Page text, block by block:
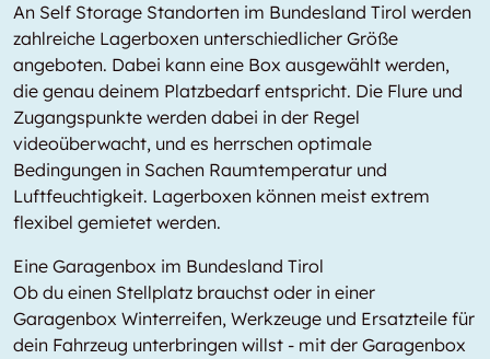
An Self Storage Standorten im Bundesland Tirol werden
zahlreiche Lagerboxen unterschiedlicher Größe
angeboten. Dabei kann eine Box ausgewählt werden,
die genau deinem Platzbedarf entspricht. Die Flure und
Zugangspunkte werden dabei in der Regel
videoüberwacht, und es herrschen optimale
Bedingungen in Sachen Raumtemperatur und
Luftfeuchtigkeit. Lagerboxen können meist extrem
flexibel gemietet werden.
Eine Garagenbox im Bundesland Tirol
Ob du einen Stellplatz brauchst oder in einer
Garagenbox Winterreifen, Werkzeuge und Ersatzteile für
dein Fahrzeug unterbringen willst - mit der Garagenbox